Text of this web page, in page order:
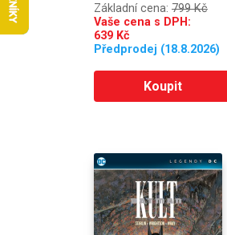
Základní cena: 799 Kč
Vaše cena s DPH:
639 Kč
Předprodej (18.8.2026)
Koupit